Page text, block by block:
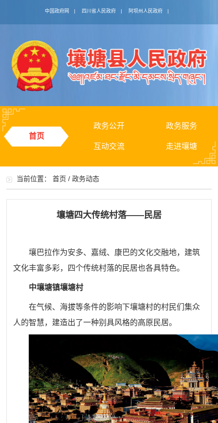
中国政府网 | 四川省人民政府 | 阿坝州人民政府 |
首页
政务公开 政务服务
互动交流 走进壤塘
当前位置：首页 /政务动态
壤塘四大传统村落——民居
壤巴拉作为安多、嘉绒、康巴的文化交融地，建筑
文化丰富多彩，四个传统村落的民居也各具特色。
中壤塘镇壤塘村
在气候、海拔等条件的影响下壤塘村的村民们集众
人的智慧，建造出了一种别具风格的高原民居。